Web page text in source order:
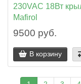
230VAC 18Вт
Mafirol
9500 руб.
В корзину